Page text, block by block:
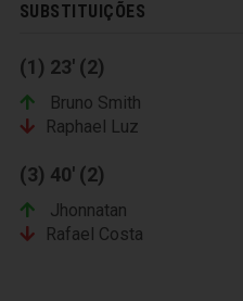
SUBSTITUIÇÕES
(1) 23' (2)
Bruno Smith
Raphael Luz
(3) 40' (2)
Jhonnatan
Rafael Costa